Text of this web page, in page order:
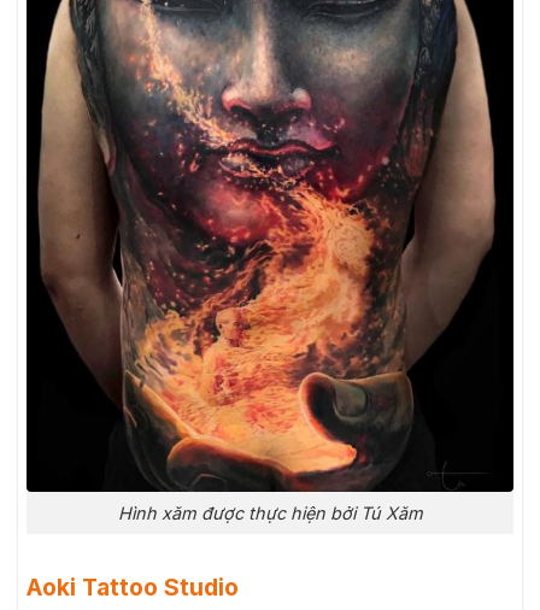
Hình xăm được thực hiện bởi Tú Xăm
Aoki Tattoo Studio